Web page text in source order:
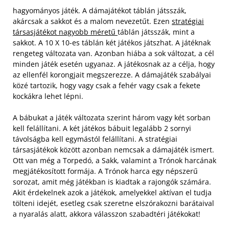
hagyományos játék. A dámajátékot táblán játsszák,
akárcsak a sakkot és a malom nevezetűt. Ezen stratégiai
társasjátékot nagyobb méretű táblán játsszák, mint a
sakkot. A 10 X 10-es táblán két játékos játszhat. A játéknak
rengeteg változata van. Azonban hiába a sok változat, a cél
minden játék esetén ugyanaz. A játékosnak az a célja, hogy
az ellenfél korongjait megszerezze. A dámajáték szabályai
közé tartozik, hogy vagy csak a fehér vagy csak a fekete
kockákra lehet lépni.
A bábukat a játék változata szerint három vagy két sorban
kell felállítani. A két játékos bábuit legalább 2 sornyi
távolságba kell egymástól felállítani. A stratégiai
társasjátékok között azonban nemcsak a dámajáték ismert.
Ott van még a Torpedó, a Sakk, valamint a Trónok harcának
megjátékosított formája. A Trónok harca egy népszerű
sorozat, amit még játékban is kiadtak a rajongók számára.
Akit érdekelnek azok a játékok, amelyekkel aktívan el tudja
tölteni idejét, esetleg csak szeretne elszórakozni barátaival
a nyaralás alatt, akkora válasszon szabadtéri játékokat!